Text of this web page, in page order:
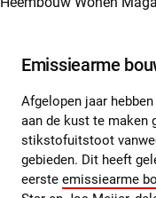
Emissiearme
Afgelopen jaar
aan de kust te maken
stikstofuitstoot
gebieden. Dit heeft
eerste emissiearme